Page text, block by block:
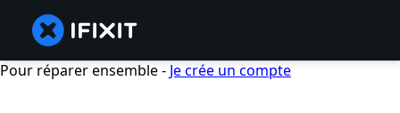
Pour réparer ensemble - Je crée un compte